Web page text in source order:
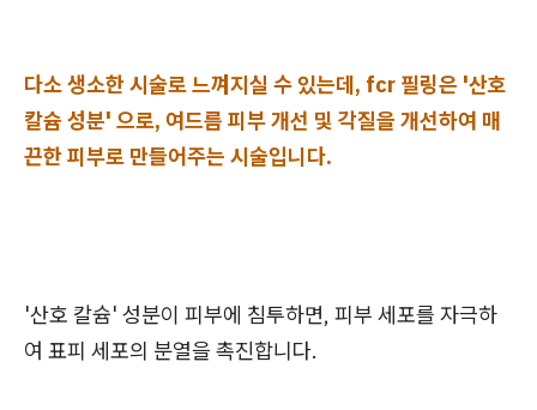
다소 생소한 시술로 느껴지실 수 있는데, fcr 필링은 '산호
칼슘 성분' 으로, 여드름 피부 개선 및 각질을 개선하여 매
끈한 피부로 만들어주는 시술입니다.
'산호 칼슘' 성분이 피부에 침투하면, 피부 세포를 자극하
여 표피 세포의 분열을 촉진합니다.